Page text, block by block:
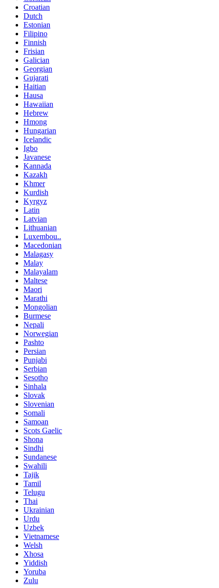
Croatian
Dutch
Estonian
Filipino
Finnish
Frisian
Galician
Georgian
Gujarati
Haitian
Hausa
Hawaiian
Hebrew
Hmong
Hungarian
Icelandic
Igbo
Javanese
Kannada
Kazakh
Khmer
Kurdish
Kyrgyz
Latin
Latvian
Lithuanian
Luxembou..
Macedonian
Malagasy
Malay
Malayalam
Maltese
Maori
Marathi
Mongolian
Burmese
Nepali
Norwegian
Pashto
Persian
Punjabi
Serbian
Sesotho
Sinhala
Slovak
Slovenian
Somali
Samoan
Scots Gaelic
Shona
Sindhi
Sundanese
Swahili
Tajik
Tamil
Telugu
Thai
Ukrainian
Urdu
Uzbek
Vietnamese
Welsh
Xhosa
Yiddish
Yoruba
Zulu